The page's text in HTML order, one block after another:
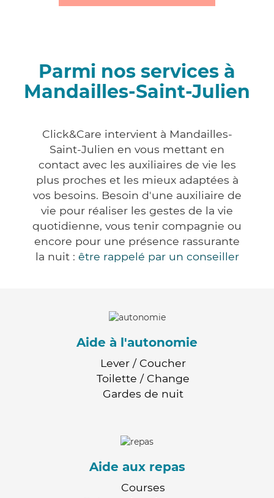
Parmi nos services à
Mandailles-Saint-Julien
Click&Care intervient à Mandailles-
Saint-Julien en vous mettant en
contact avec les auxiliaires de vie les
plus proches et les mieux adaptées à
vos besoins. Besoin d'une auxiliaire de
vie pour réaliser les gestes de la vie
quotidienne, vous tenir compagnie ou
encore pour une présence rassurante
la nuit : être rappelé par un conseiller
Aide à l'autonomie
Lever / Coucher
Toilette / Change
Gardes de nuit
Aide aux repas
Courses